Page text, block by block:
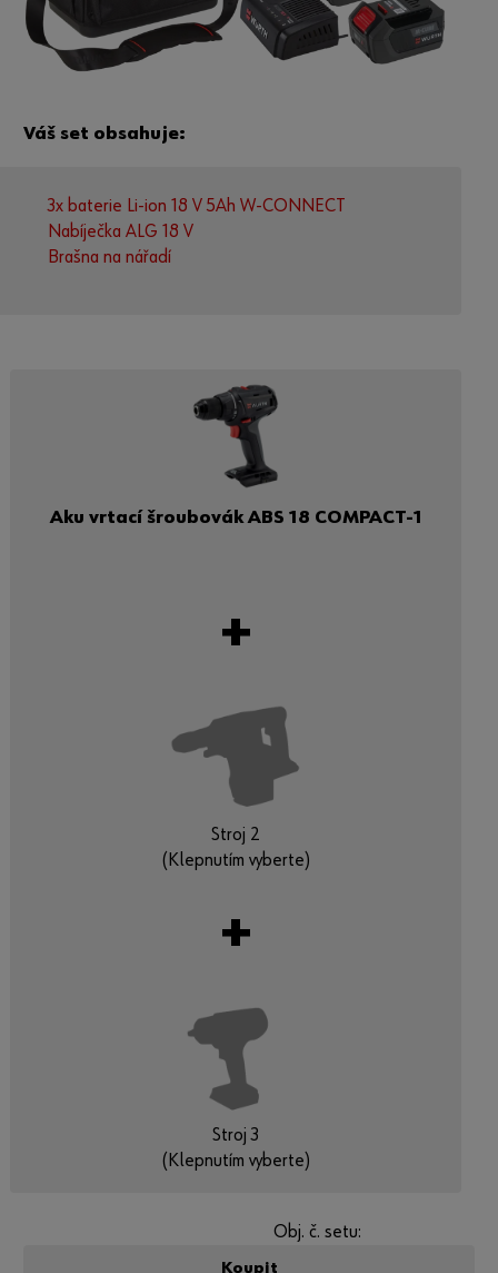
Váš set obsahuje:
3x baterie Li-ion 18 V 5Ah W-CONNECT
Nabíječka ALG 18 V
Brašna na nářadí
Aku vrtací šroubovák ABS 18 COMPACT-1
+
Stroj 2
(Klepnutím vyberte)
+
Stroj 3
(Klepnutím vyberte)
Obj. č. setu:
Koupit